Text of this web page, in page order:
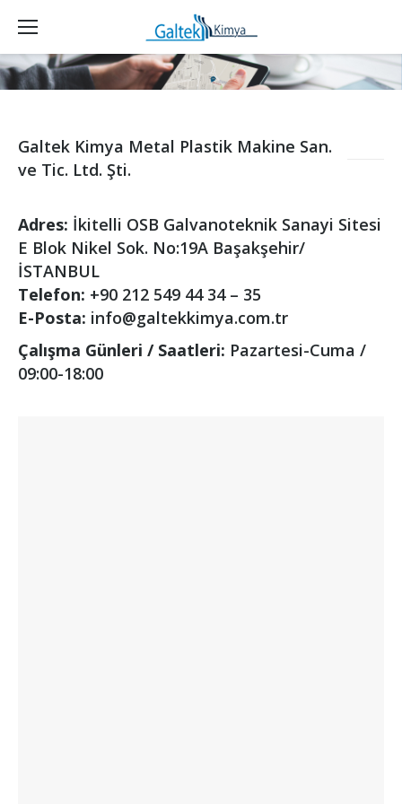
Galtek Kimya Metal Plastik Makine San.
ve Tic. Ltd. Şti.
Adres: İkitelli OSB Galvanoteknik Sanayi Sitesi
E Blok Nikel Sok. No:19A Başakşehir/
İSTANBUL
Telefon: +90 212 549 44 34 – 35
E-Posta: info@galtekkimya.com.tr
Çalışma Günleri / Saatleri: Pazartesi-Cuma /
09:00-18:00